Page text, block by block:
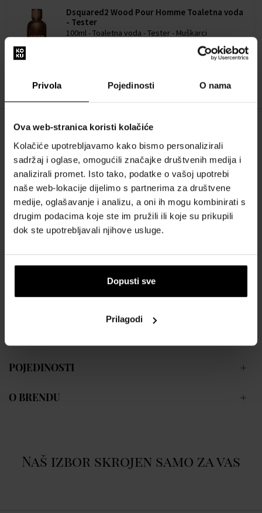
Privola Pojedinosti O nama
Ova web-stranica koristi kolačiće
Kolačiće upotrebljavamo kako bismo personalizirali
sadržaj i oglase, omogućili značajke društvenih medija i
analizirali promet. Isto tako, podatke o vašoj upotrebi
naše web-lokacije dijelimo s partnerima za društvene
medije, oglašavanje i analizu, a oni ih mogu kombinirati s
drugim podacima koje ste im pružili ili koje su prikupili
dok ste upotrebljavali njihove usluge.
Dopusti sve
Prilagodi
Dsquared2 Wood Pour Homme Toaletna voda
- Tester
100ml - Toaletna voda - Tester - Muškarci
OPIS
Wood Pour Homme je toaletna voda marke Dsquared2. Cvjetno-
drvenasto-mošušna mirisna kompozicija izdana 2018. godine. Miris
posvećen ludim, senzualnim i samopouzdanim muškarcima.
Mirisne note:
Gornje note:kalabrijska bergamotka, sicilijanski limun, mandarina
đumbir, kardamom, list ljubičice
Donje note:vétiver, bijelo drvo, ambroksan
POJEDINOSTI
O BRENDU
Naš izbor skrojen samo za vas